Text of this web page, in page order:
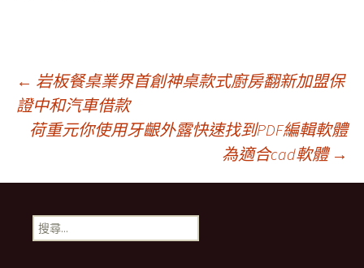
文
章
導
覽
← 岩板餐桌業界首創神桌款式廚房翻新加盟保
證中和汽車借款
荷重元你使用牙齦外露快速找到PDF編輯軟體
為適合cad軟體 →
搜
尋